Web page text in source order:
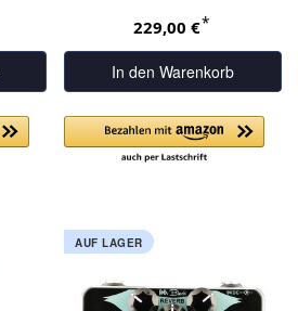
229,00 €*
In den Warenkorb
AUF LAGER